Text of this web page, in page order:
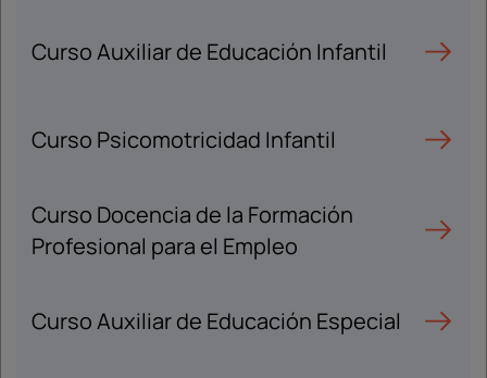
Curso Auxiliar de Educación Infantil
Curso Psicomotricidad Infantil
Curso Docencia de la Formación
Profesional para el Empleo
Curso Auxiliar de Educación Especial